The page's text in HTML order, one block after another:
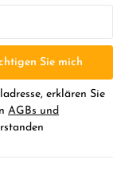
Sie mich
erklären Sie
AGBs und